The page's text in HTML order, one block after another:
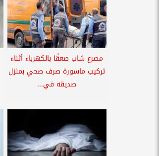
مصرع شاب صعقًا بالكهرباء أثناء
تركيب ماسورة صرف صحي بمنزل
صديقه في...